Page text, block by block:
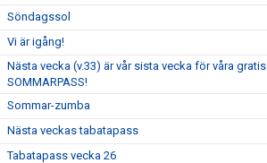
Söndagssol
Vi är igång!
Nästa vecka (v.33) är vår sista vecka för våra gratis
SOMMARPASS!
Sommar-zumba
Nästa veckas tabatapass
Tabatapass vecka 26